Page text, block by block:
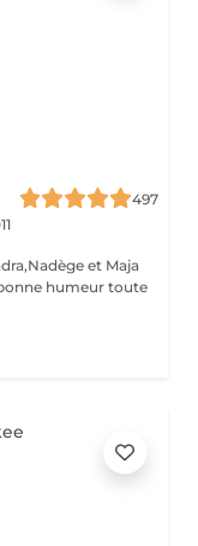
497
et Maja
humeur toute